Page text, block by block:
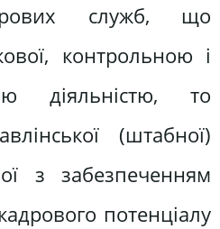
служб, що
контрольною і
діяльністю, то
(штабної)
з забезпеченням
потенціалу